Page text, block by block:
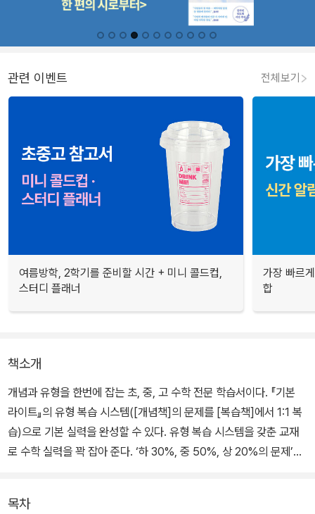
관련 이벤트 전체보기
여름방학, 2학기를 준비할 시간 + 미니 콜드컵,
스터디 플래너
가장 빠르
합
책소개
개념과 유형을 한번에 잡는 초, 중, 고 수학 전문 학습서이다. 『기본
라이트』의 유형 복습 시스템([개념책]의 문제를 [복습책]에서 1:1 복
습)으로 기본 실력을 완성할 수 있다. 유형 복습 시스템을 갖춘 교재
로 수학 실력을 꽉 잡아 준다. ‘하 30%, 중 50%, 상 20%의 문제’로
목차